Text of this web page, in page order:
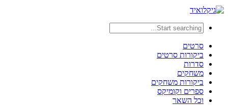
סרטים
ביקורות סרטים
סדרות
משחקים
ביקורות משחקים
ספרים וקומיקס
וכל השאר